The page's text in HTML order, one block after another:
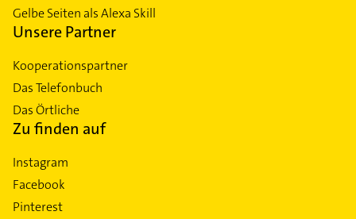
Gelbe Seiten als Alexa Skill
Unsere Partner
Kooperationspartner
Das Telefonbuch
Das Örtliche
Zu finden auf
Instagram
Facebook
Pinterest